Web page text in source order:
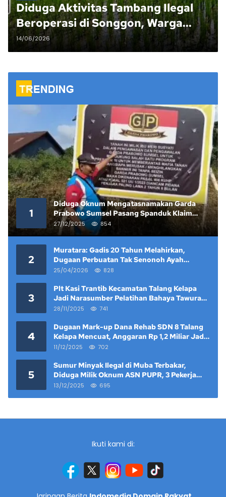
Diduga Aktivitas Tambang Ilegal
Beroperasi di Songgon, Warga
Minta APH dan Instansi Terkait
Segera Bertindak
14/06/2026
1
Diduga Oknum Mengatasnamakan Garda
Prabowo Sumsel Pasang Spanduk Klaim
Lahan yang Telah Diputus Pengadilan
27/12/2025 854
2
Muratara: Gadis 20 Tahun Melahirkan,
Dugaan Perbuatan Tak Senonoh Ayah
Kandung Mencuat
25/04/2026 828
3
Plt Kasi Trantib Kecamatan Talang Kelapa
Jadi Narasumber Pelatihan Bahaya Tawuran
dan Narkoba di Keramat Raya
28/11/2025 741
4
Dugaan Mark-up Dana Rehab SDN 8 Talang
Kelapa Mencuat, Anggaran Rp 1,2 Miliar Jadi
Sorotan
11/12/2025 702
5
Sumur Minyak Ilegal di Muba Terbakar,
Diduga Milik Oknum ASN PUPR, 3 Pekerja
Tewas
13/12/2025 695
Ikuti kami di: